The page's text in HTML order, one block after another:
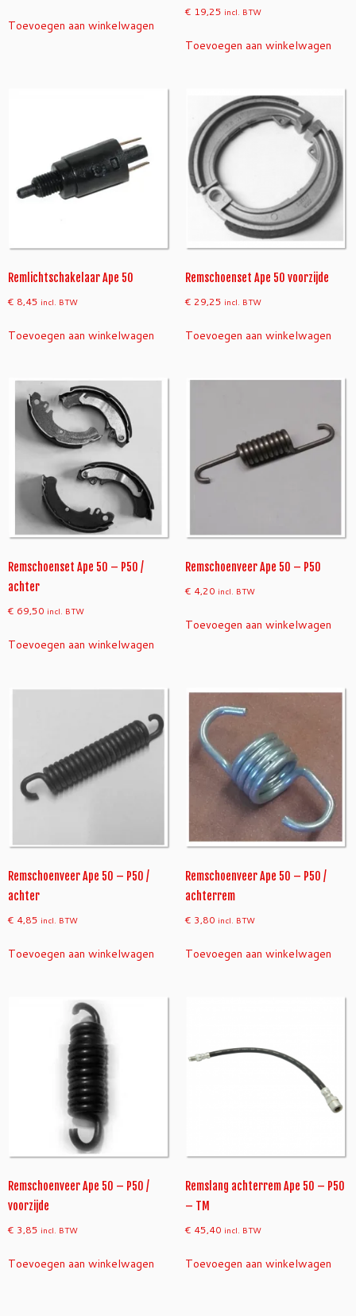
Toevoegen aan winkelwagen
€ 19,25 incl. BTW
Toevoegen aan winkelwagen
Remlichtschakelaar Ape 50
€ 8,45 incl. BTW
Toevoegen aan winkelwagen
Remschoenset Ape 50 voorzijde
€ 29,25 incl. BTW
Toevoegen aan winkelwagen
Remschoenset Ape 50 – P50 /
achter
€ 69,50 incl. BTW
Toevoegen aan winkelwagen
Remschoenveer Ape 50 – P50
€ 4,20 incl. BTW
Toevoegen aan winkelwagen
Remschoenveer Ape 50 – P50 /
achter
€ 4,85 incl. BTW
Toevoegen aan winkelwagen
Remschoenveer Ape 50 – P50 /
achterrem
€ 3,80 incl. BTW
Toevoegen aan winkelwagen
Remschoenveer Ape 50 – P50 /
voorzijde
€ 3,85 incl. BTW
Toevoegen aan winkelwagen
Remslang achterrem Ape 50 – P50
– TM
€ 45,40 incl. BTW
Toevoegen aan winkelwagen